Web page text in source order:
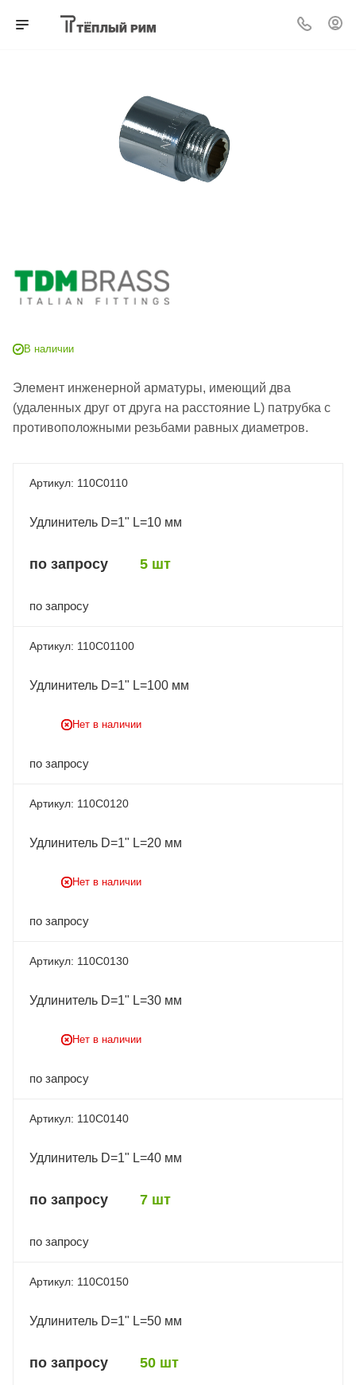
В наличии
Элемент инженерной арматуры, имеющий два
(удаленных друг от друга на расстояние L) патрубка с
противоположными резьбами равных диаметров.
110C0110
Удлинитель D=1" L=10 мм
по запросу 5 шт
по запросу
110C01100
Удлинитель D=1" L=100 мм
Нет в наличии
по запросу
110C0120
Удлинитель D=1" L=20 мм
Нет в наличии
по запросу
110C0130
Удлинитель D=1" L=30 мм
Нет в наличии
по запросу
110C0140
Удлинитель D=1" L=40 мм
по запросу 7 шт
по запросу
110C0150
Удлинитель D=1" L=50 мм
по запросу 50 шт